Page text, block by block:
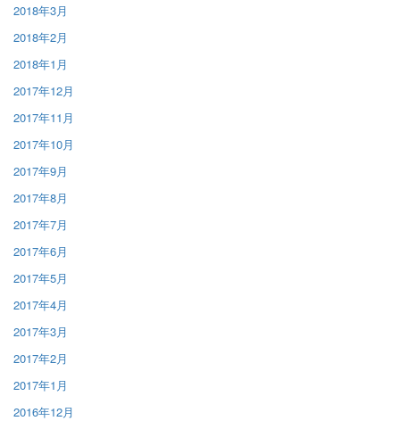
2018年3月
2018年2月
2018年1月
2017年12月
2017年11月
2017年10月
2017年9月
2017年8月
2017年7月
2017年6月
2017年5月
2017年4月
2017年3月
2017年2月
2017年1月
2016年12月